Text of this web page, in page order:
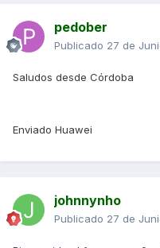
pedober
Publicado 27 de
Saludos desde Córdoba
Enviado Huawei
johnnynho
Publicado 27 de